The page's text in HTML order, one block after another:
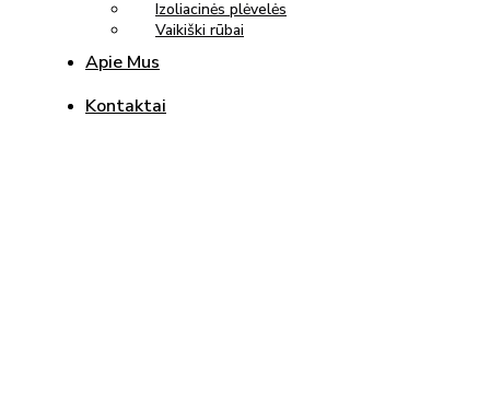
Izoliacinės plėvelės
Vaikiški rūbai
Apie Mus
Kontaktai